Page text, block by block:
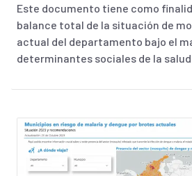
Este documento tiene como
balance total de la situación de
actual del departamento bajo el
determinantes sociales de la salud.